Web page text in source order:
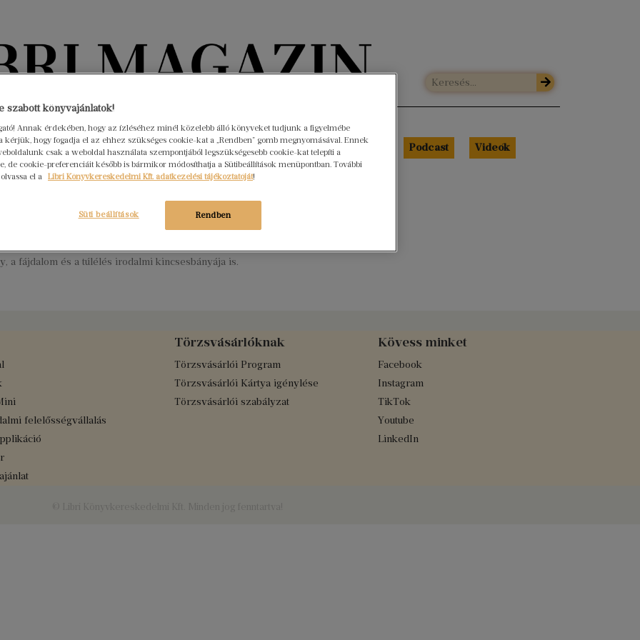
Könyvektől az olvasókig
Interjúk Beleolvasó A hónap könyvei HÍREK Libri Portré Podcast Videók
Mexikótól Kolumbiáig
a fájdalom és a túlélés irodalmi kincsesbányája is.
felelősségvállalás
Törzsvásárlóknak
Törzsvásárlói Program
Törzsvásárlói Kártya igénylése
Törzsvásárlói szabályzat
Kövess minket
Facebook
Instagram
TikTok
Youtube
LinkedIn
szabott könyvajánlatok!
Annak érdekében, hogy az ízléséhez minél közelebb álló könyveket tudjunk a figyelmébe
kérjük, hogy fogadja el az ehhez szükséges cookie-kat a „Rendben” gomb megnyomásával. Ennek
csak a weboldal használata szempontjából legszükségesebb cookie-kat telepíti a
de cookie-preferenciáit később is bármikor módosíthatja a Sütibeállítások menüpontban. További
el a Libri Könyvkereskedelmi Kft. adatkezelési tájékoztatóját!
Rendben
Süti beállítások